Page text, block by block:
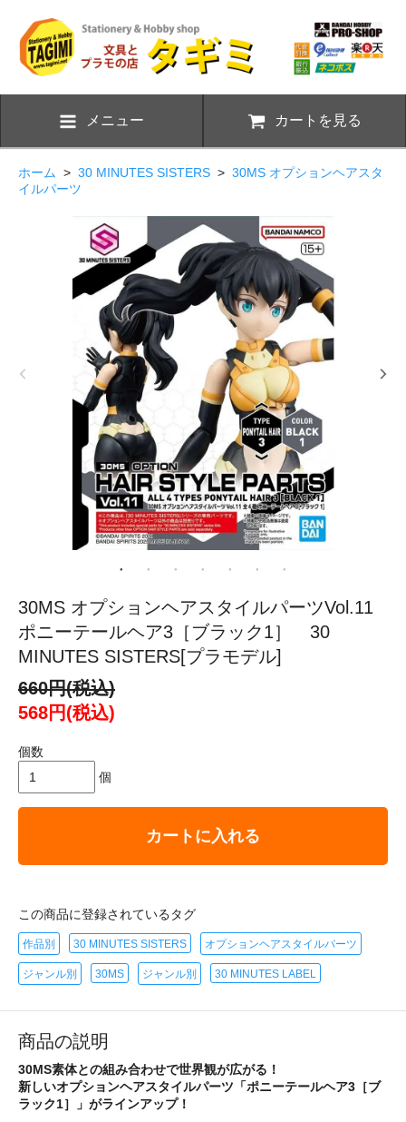
メニュー カートを見る
ホーム > 30 MINUTES SISTERS > 30MS オプションヘアスタ
イルパーツ
30MS オプションヘアスタイルパーツVol.11
ポニーテールヘア3［ブラック1］ 30
MINUTES SISTERS[プラモデル]
660円(税込)
568円(税込)
個数
個
カートに入れる
この商品に登録されているタグ
作品別 30 MINUTES SISTERS オプションヘアスタイルパーツ
ジャンル別 30MS ジャンル別 30 MINUTES LABEL
商品の説明
30MS素体との組み合わせで世界観が広がる！
新しいオプションヘアスタイルパーツ「ポニーテールヘア3［ブ
ラック1］」がラインアップ！